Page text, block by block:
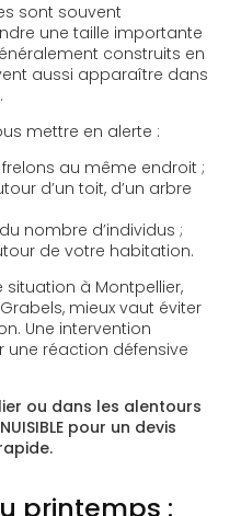
sont souvent
une taille importante
construits en
aussi apparaître dans
mettre en alerte :
au même endroit ;
d’un toit, d’un arbre
nombre d’individus ;
de votre habitation.
situation à Montpellier,
mieux vaut éviter
Une intervention
réaction défensive
ou dans les alentours
pour un devis
printemps :